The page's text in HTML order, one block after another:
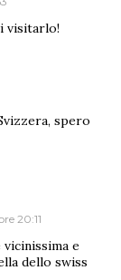
visitarlo!
spero
20:11
e
dello swiss